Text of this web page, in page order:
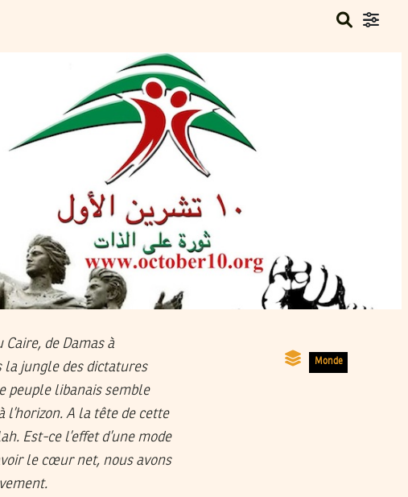
Monde
de Damas à
la jungle des dictatures
peuple libanais semble
A la tête de cette
Est-ce l’effet d’une mode
le cœur net, nous avons